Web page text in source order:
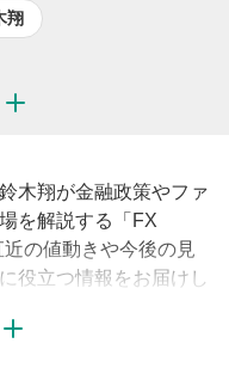
翔
木翔が金融政策やファ
を解説する「FX
の値動きや今後の見
役立つ情報をお届けし